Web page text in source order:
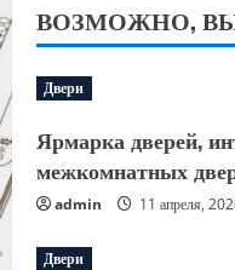
ВОЗМОЖНО,
Двери
Ярмарка дверей,
межкомнатных
admin 11 апреля,
Двери